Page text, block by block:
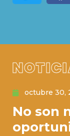
octubre 30,
No son